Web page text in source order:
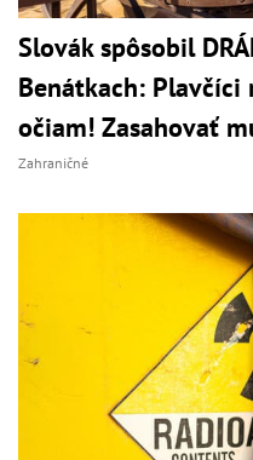
Slovák spôsobil
Benátkach:
očiam! Zasahovať
Zahraničné